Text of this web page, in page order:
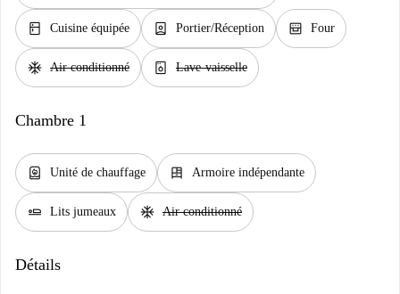
kitchen Cuisine équipée person_book Portier/Réception oven_gen Four
ac_unit Air conditionné dishwasher_gen Lave-vaisselle
Chambre 1
water_heater Unité de chauffage dresser Armoire indépendante
airline_seat_flat Lits jumeaux ac_unit Air conditionné
Détails